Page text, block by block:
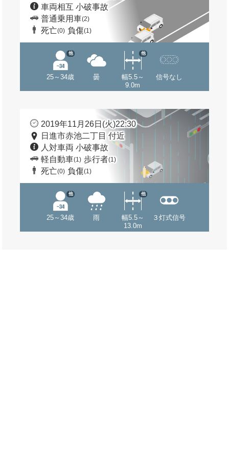
車両相互 小破事故
普通乗用車(2)
死亡(0) 負傷(1)
25～34歳
他
曇
幅5.5～
9.0m
他
信号なし
2019年11月26日(火)22:30
日進市赤池二丁目 付近
人対車両 小破事故
軽自動車(1) 歩行者(1)
死亡(0) 負傷(1)
25～34歳
他
雨
幅5.5～
13.0m
他
３灯式信号